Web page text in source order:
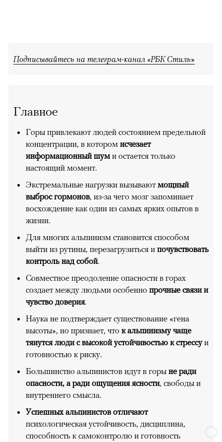
Подписывайтесь на телеграм-канал «РБК Стиль»
Главное
Горы привлекают людей состоянием предельной
концентрации, в котором исчезает
информационный шуми остается только
настоящий момент.
Экстремальные нагрузки вызывают мощный
выброс гормонов, из-за чего мозг запоминает
восхождение как один из самых ярких опытов в
жизни.
Для многих альпинизм становится способом
выйти из рутины, перезагрузиться и почувствовать
контроль над собой.
Совместное преодоление опасности в горах
создает между людьми особенно прочные связи и
чувство доверия.
Наука не подтверждает существование «гена
высоты», но признает, что к альпинизму чаще
тянутся люди с высокой устойчивостью к стрессуи
готовностью к риску.
Большинство альпинистов идут в горы не ради
опасности, а ради ощущения ясности, свободы и
внутреннего смысла.
Успешных альпинистов отличают
психологическая устойчивость, дисциплина,
способность к самоконтролю и готовность